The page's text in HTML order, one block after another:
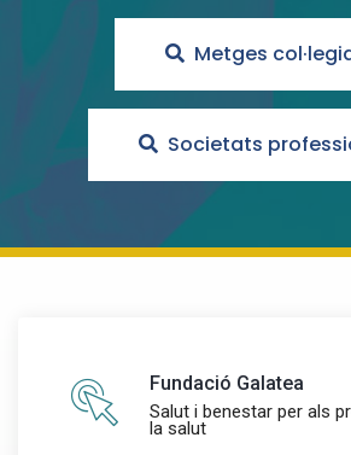
Metges
Societats
Fundació Galatea
Salut i benestar per als
la salut